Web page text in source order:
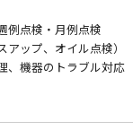
例点検・月例点検
ップ、オイル点検）
、機器のトラブル対応